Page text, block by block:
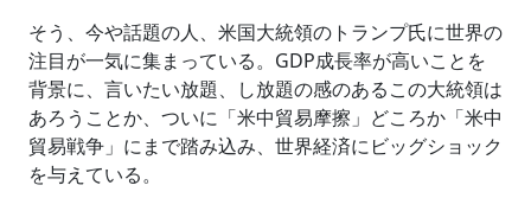
そう、今や話題の人、米国大統領のトランプ氏に世界の
注目が一気に集まっている。GDP成長率が高いことを
背景に、言いたい放題、し放題の感のあるこの大統領は
あろうことか、ついに「米中貿易摩擦」どころか「米中
貿易戦争」にまで踏み込み、世界経済にビッグショック
を与えている。